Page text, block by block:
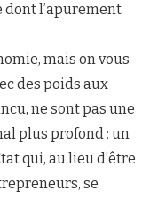
l’apurement
mais on vous
des poids aux
ne sont pas une
plus profond : un
qui, au lieu d’être
se